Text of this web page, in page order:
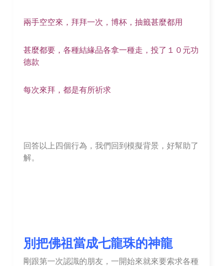
兩手空空來，拜拜一次，博杯，抽籤甚麼都用
甚麼都要，各種結緣品各拿一種走，投了１０元功
德款
每次來拜，都是有所祈求
回答以上四個行為，我們回到模擬背景，好幫助了
解。
別把佛祖當成七龍珠的神龍
剛跟第一次認識的朋友，一開始來就來要索求各種